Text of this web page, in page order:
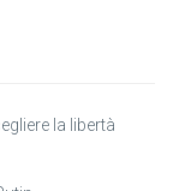
la libertà